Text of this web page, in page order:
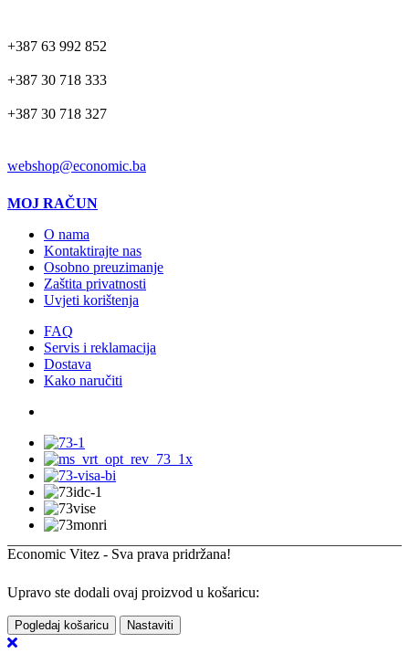
+387 63 992 852
+387 30 718 333
+387 30 718 327
webshop@economic.ba
MOJ RAČUN
O nama
Kontaktirajte nas
Osobno preuzimanje
Zaštita privatnosti
Uvjeti korištenja
FAQ
Servis i reklamacija
Dostava
Kako naručiti
Economic Vitez - Sva prava pridržana!
Upravo ste dodali ovaj proizvod u košaricu:
Pogledaj košaricu Nastaviti